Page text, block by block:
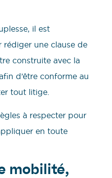
il est
rédiger une clause de
construite avec la
d’être conforme au
tout litige.
à respecter pour
en toute
mobilité,